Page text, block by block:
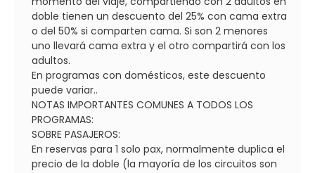
doble tienen un descuento del 25% con cama extra
o del 50% si comparten cama. Si son 2 menores
uno llevará cama extra y el otro compartirá con los
adultos.
En programas con domésticos, este descuento
puede variar..
NOTAS IMPORTANTES COMUNES A TODOS LOS
PROGRAMAS:
SOBRE PASAJEROS:
En reservas para 1 solo pax, normalmente duplica el
precio de la doble (la mayoría de los circuitos son